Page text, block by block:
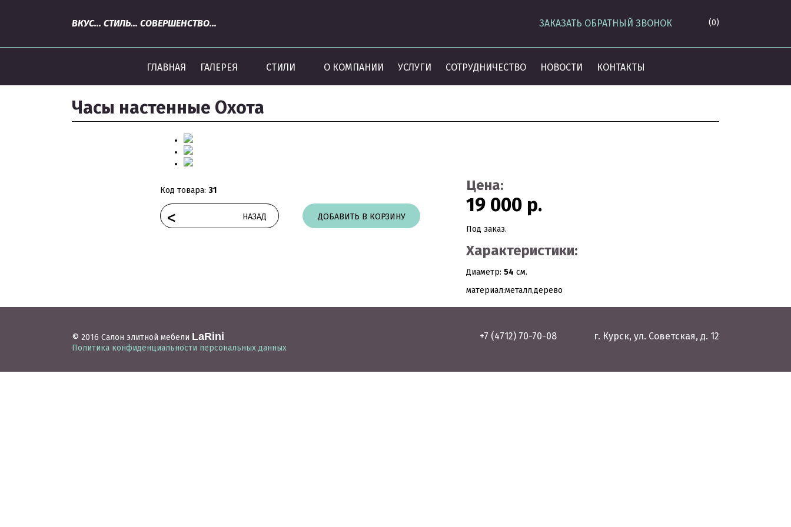
ВКУС... СТИЛЬ... СОВЕРШЕНСТВО...
ГЛАВНАЯ ГАЛЕРЕЯ СТИЛИ О КОМПАНИИ УСЛУГИ СОТРУДНИЧЕСТВО НОВОСТИ КОНТАКТЫ
ЗАКАЗАТЬ ОБРАТНЫЙ ЗВОНОК (0)
Часы настенные Охота
Код товара: 31
< НАЗАД ДОБАВИТЬ В КОРЗИНУ
Цена:
19 000 р.
Под заказ.
Характеристики:
Диаметр: 54 см.
материал:металл,дерево
© 2016 Салон элитной мебели LaRini
Политика конфиденциальности персональных данных
+7 (4712) 70-70-08 г. Курск, ул. Советская, д. 12